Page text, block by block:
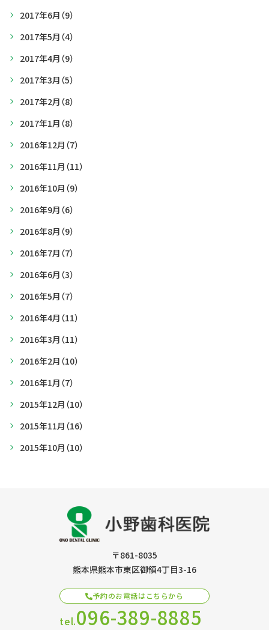
2017年6月 （9）
2017年5月 （4）
2017年4月 （9）
2017年3月 （5）
2017年2月 （8）
2017年1月 （8）
2016年12月 （7）
2016年11月 （11）
2016年10月 （9）
2016年9月 （6）
2016年8月 （9）
2016年7月 （7）
2016年6月 （3）
2016年5月 （7）
2016年4月 （11）
2016年3月 （11）
2016年2月 （10）
2016年1月 （7）
2015年12月 （10）
2015年11月 （16）
2015年10月 （10）
〒861-8035
熊本県熊本市東区御領4丁目3-16
予約のお電話はこちらから
tel.096-389-8885